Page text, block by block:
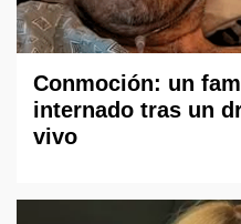
Conmoción: un
internado tras un
vivo